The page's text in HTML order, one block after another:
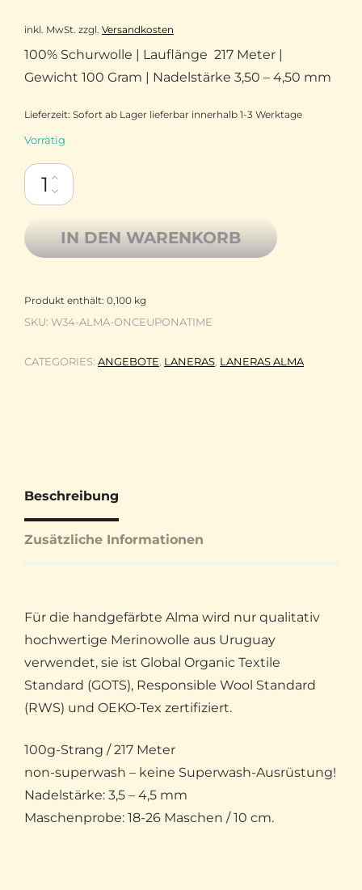
inkl. MwSt. zzgl. Versandkosten
100% Schurwolle | Lauflänge 217 Meter |
Gewicht 100 Gram | Nadelstärke 3,50 – 4,50 mm
Lieferzeit: Sofort ab Lager lieferbar innerhalb 1-3 Werktage
Vorrätig
Laneras Alma 100% Non-Superwash Fine Merino handgefärbt
IN DEN WARENKORB
Produkt enthält: 0,100 kg
SKU: W34-ALMA-ONCEUPONATIME
CATEGORIES: ANGEBOTE LANERAS LANERAS ALMA
Beschreibung
Zusätzliche Informationen
Für die handgefärbte Alma wird nur qualitativ
hochwertige Merinowolle aus Uruguay
verwendet, sie ist Global Organic Textile
Standard (GOTS), Responsible Wool Standard
(RWS) und OEKO-Tex zertifiziert.
100g-Strang / 217 Meter
non-superwash – keine Superwash-Ausrüstung!
Nadelstärke: 3,5 – 4,5 mm
Maschenprobe: 18-26 Maschen / 10 cm.